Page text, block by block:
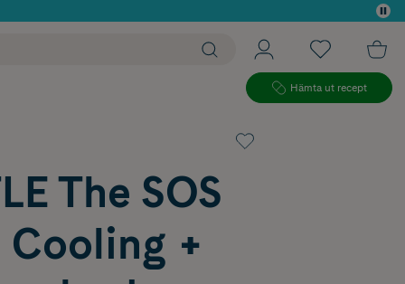
Hämta ut recept
The SOS
+